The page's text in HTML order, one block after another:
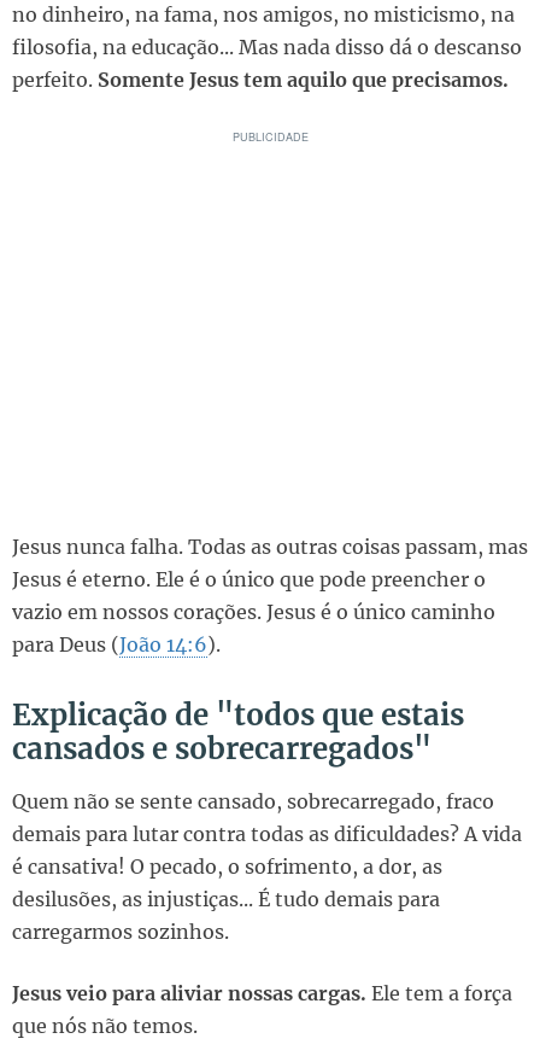
no dinheiro, na fama, nos amigos, no misticismo, na
filosofia, na educação... Mas nada disso dá o descanso
perfeito. Somente Jesus tem aquilo que precisamos.
Jesus nunca falha. Todas as outras coisas passam, mas
Jesus é eterno. Ele é o único que pode preencher o
vazio em nossos corações. Jesus é o único caminho
para Deus (João 14:6).
Explicação de "todos que estais
cansados e sobrecarregados"
Quem não se sente cansado, sobrecarregado, fraco
demais para lutar contra todas as dificuldades? A vida
é cansativa! O pecado, o sofrimento, a dor, as
desilusões, as injustiças... É tudo demais para
carregarmos sozinhos.
Jesus veio para aliviar nossas cargas. Ele tem a força
que nós não temos.